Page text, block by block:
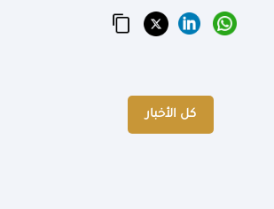
كل الأخبار